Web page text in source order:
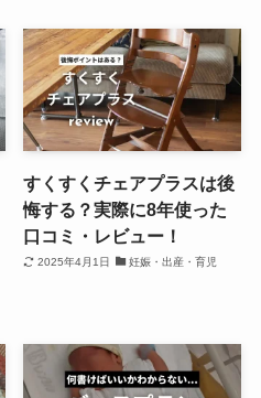
すくすくチェアプラスは後
悔する？実際に8年使った
口コミ・レビュー！
2025年4月1日 妊娠・出産・育児